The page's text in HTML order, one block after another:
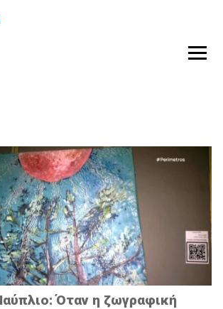
Όταν η ζωγραφική